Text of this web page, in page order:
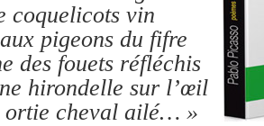
coquelicots vin
pigeons du fifre
des fouets réfléchis
hirondelle sur l’œil
ortie cheval ailé… »